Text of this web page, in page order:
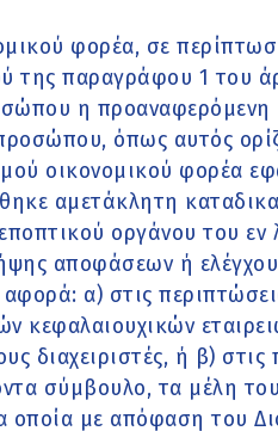
φορέα, σε
της παραγράφου 1 του
η
όπως αυτός
οικονομικού φορέα
αμετάκλητη
οργάνου του εν
αποφάσεων ή
α) στις
κεφαλαιουχικών
διαχειριστές, ή β) στις
σύμβουλο, τα μέλη
με απόφαση του